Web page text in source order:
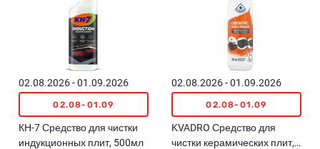
02.08.2026 - 01.09.2026
02.08-01.09
КН-7 Средство для чистки
индукционных плит, 500мл
02.08.2026 - 01.09.2026
02.08-01.09
KVADRO Средство для
чистки керамических плит,